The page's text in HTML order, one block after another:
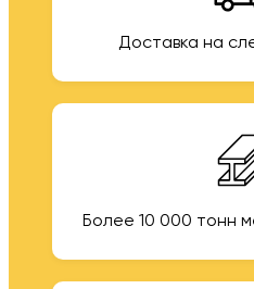
Доставка на
Более 10 000 тонн